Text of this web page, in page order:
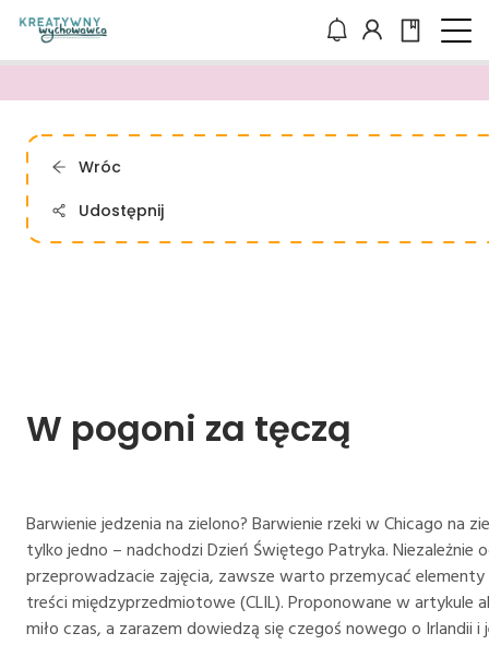
Wróc
Udostępnij
W pogoni za tęczą
Barwienie jedzenia na zielono? Barwienie rzeki w Chicago na
tylko jedno – nadchodzi Dzień Świętego Patryka.
przeprowadzacie zajęcia, zawsze warto przemycać
treści międzyprzedmiotowe (CLIL). Proponowane w artykule
miło czas, a zarazem dowiedzą się czegoś nowego o Irlandii i